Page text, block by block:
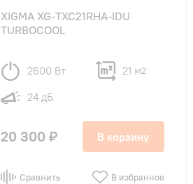
XIGMA XG-TXC21RHA-IDU
TURBOCOOL
2600 Вт 21 м2
24 дБ
20 300 ₽ В корзину
Сравнить В избранное